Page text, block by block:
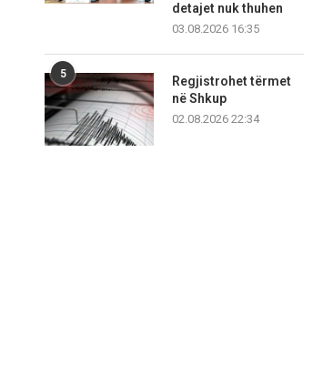
detajet nuk thuhen
03.08.2026 16:35
5
Regjistrohet tërmet
në Shkup
02.08.2026 22:34